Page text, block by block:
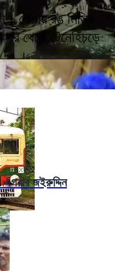
পেশায় রঙ মিস্ত্রি
ঘর থেকে টেনেহিঁচড়ে
এগরার জইরুদ্দিন